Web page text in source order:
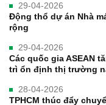
29-04-2026
Động thổ dự án Nhà
rộng
29-04-2026
Các quốc gia ASEAN
trì ổn định thị trường
28-04-2026
TPHCM thúc đẩy